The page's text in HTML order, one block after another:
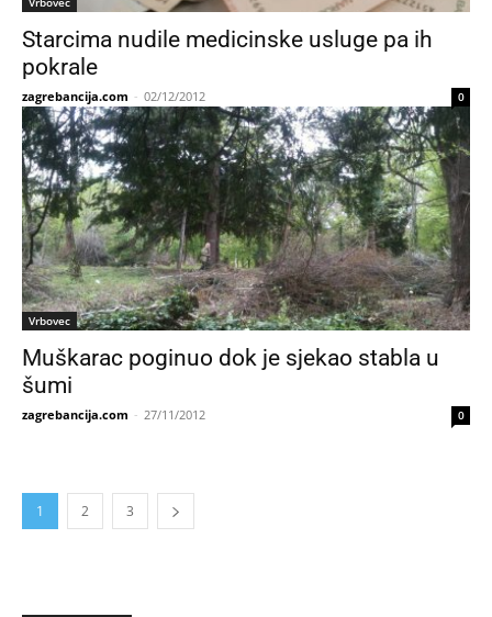
Starcima nudile medicinske usluge pa ih
pokrale
zagrebancija.com - 02/12/2012 0
Vrbovec
Muškarac poginuo dok je sjekao stabla u
šumi
zagrebancija.com - 27/11/2012 0
1 2 3